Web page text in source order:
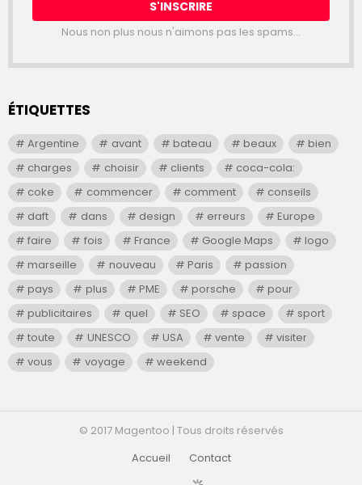
Nous non plus nous n'aimons pas les spams...
ÉTIQUETTES
Argentine avant bateau beaux
bien
charges
choisir clients
coca-cola:
coke
commencer comment
conseils
daft
dans design erreurs
Europe
faire
fois France Google Maps
logo
marseille
nouveau Paris
passion
pays
plus PME porsche
pour
publicitaires
quel SEO space
sport
toute
UNESCO USA vente
visiter
vous
voyage weekend
© 2017 Magentoo | Tous droits réservés
Accueil
Contact